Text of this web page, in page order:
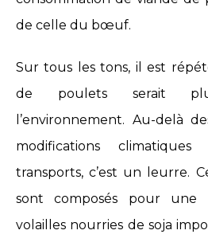
de celle du bœuf.
Sur tous les tons, il est
de poulets serait
l’environnement. Au-delà
modifications
transports, c’est un leurre.
sont composés pour une
volailles nourries de soja